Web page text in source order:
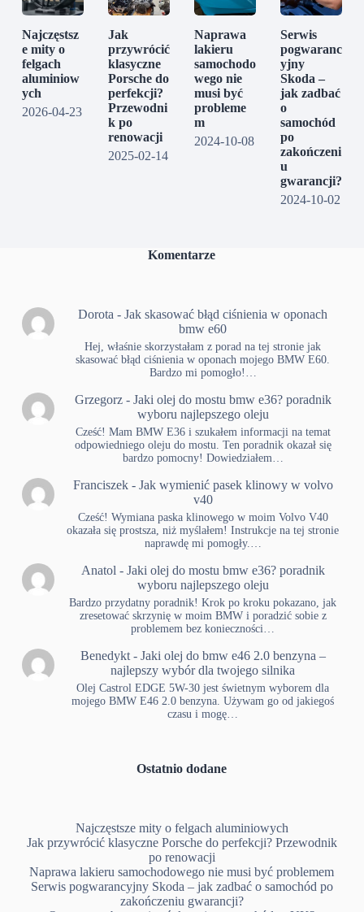
Najczęstsz
e mity o
felgach
aluminiow
ych
2026-04-23
Jak
przywrócić
klasyczne
Porsche do
perfekcji?
Przewodni
k po
renowacji
2025-02-14
Naprawa
lakieru
samochodo
wego nie
musi być
probleme
m
2024-10-08
Serwis
pogwaranc
yjny
Skoda –
jak zadbać
o
samochód
po
zakończeni
u
gwarancji?
2024-10-02
Komentarze
Dorota -Jak skasować błąd ciśnienia w oponach
bmw e60
Hej, właśnie skorzystałam z porad na tej stronie jak
skasować błąd ciśnienia w oponach mojego BMW E60.
Bardzo mi pomogło!…
Grzegorz- Jaki olej do mostu bmw e36? poradnik
wyboru najlepszego oleju
Cześć! Mam BMW E36 i szukałem informacji na temat
odpowiedniego oleju do mostu. Ten poradnik okazał się
bardzo pomocny! Dowiedziałem…
Franciszek- Jak wymienić pasek klinowy w volvo
v40
Cześć! Wymiana paska klinowego w moim Volvo V40
okazała się prostsza, niż myślałem! Instrukcje na tej stronie
naprawdę mi pomogły.…
Anatol - Jaki olej do mostu bmw e36? poradnik
wyboru najlepszego oleju
Bardzo przydatny poradnik! Krok po kroku pokazano, jak
zresetować skrzynię w moim BMW i poradzić sobie z
problemem bez konieczności…
Benedykt- Jaki olej do bmw e46 2.0 benzyna –
najlepszy wybór dla twojego silnika
Olej Castrol EDGE 5W-30 jest świetnym wyborem dla
mojego BMW E46 2.0 benzyna. Używam go od jakiegoś
czasu i mogę…
Ostatnio dodane
Najczęstsze mity o felgach aluminiowych
Jak przywrócić klasyczne Porsche do perfekcji? Przewodnik
po renowacji
Naprawa lakieru samochodowego nie musi być problemem
Serwis pogwarancyjny Skoda – jak zadbać o samochód po
zakończeniu gwarancji?